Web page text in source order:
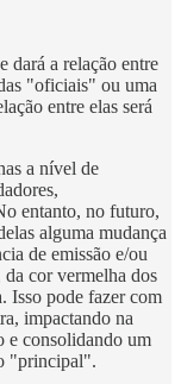
dará a relação entre
"oficiais" ou uma
entre elas será
a nível de
entanto, no futuro,
alguma mudança
de emissão e/ou
cor vermelha dos
Isso pode fazer com
impactando na
e consolidando um
"principal".